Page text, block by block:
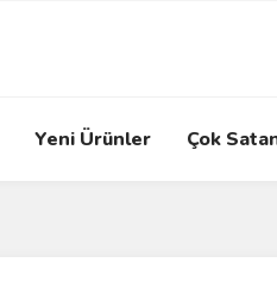
Yeni Ürünler Çok